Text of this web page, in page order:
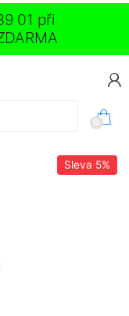
01 při
0
Sleva 5%